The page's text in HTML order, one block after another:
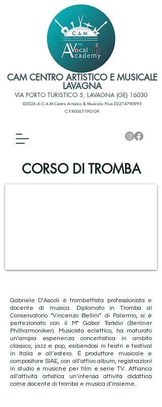
CAM CENTRO ARTISTICO E MUSICALE
LAVAGNA
VIA PORTO TURISTICO 5, LAVAGNA (GE) 16030
©2026 di C.A.M Centro Artistico & Musicale. P.Iva.02274790993
C.F.90067190109
CORSO DI TROMBA
Gabriele D’Ascoli è trombettista professionista e
docente di musica. Diplomato in Tromba al
Conservatorio “Vincenzo Bellini” di Palermo, si è
perfezionato con il M° Gabor Tarkövi (Berliner
Philharmoniker). Musicista eclettico, ha maturato
un’ampia esperienza concertistica in ambito
classico, jazz e pop, esibendosi in teatri e festival
in Italia e all’estero. È produttore musicale e
compositore SIAE, con all’attivo album, registrazioni
in studio e musiche per film e serie TV. Affianca
all’attività artistica un’intensa attività didattica
come docente di tromba e musica d’insieme.